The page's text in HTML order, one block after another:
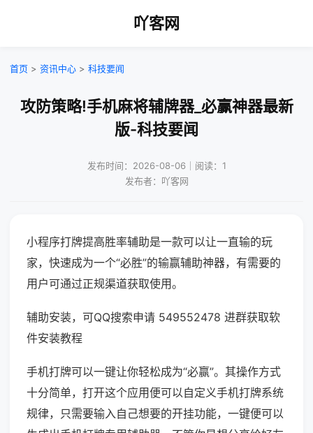
吖客网
首页 > 资讯中心 > 科技要闻
攻防策略!手机麻将辅牌器_必赢神器最新
版-科技要闻
发布时间：2026-08-06｜阅读：1
发布者：吖客网
小程序打牌提高胜率辅助是一款可以让一直输的玩
家，快速成为一个“必胜”的输赢辅助神器，有需要的
用户可通过正规渠道获取使用。
辅助安装，可QQ搜索申请 549552478 进群获取软
件安装教程
手机打牌可以一键让你轻松成为“必赢”。其操作方式
十分简单，打开这个应用便可以自定义手机打牌系统
规律，只需要输入自己想要的开挂功能，一键便可以